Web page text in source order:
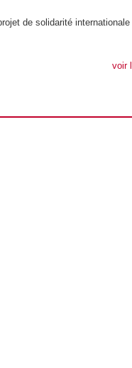
de solidarité internationale
voir